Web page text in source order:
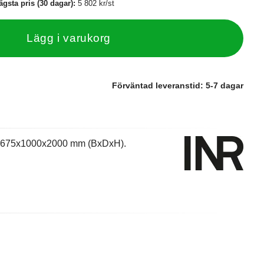
pris (30 dagar):5 802 kr/st
Lägg i varukorg
Förväntad leveranstid: 5-7 dagar
mm (BxDxH).